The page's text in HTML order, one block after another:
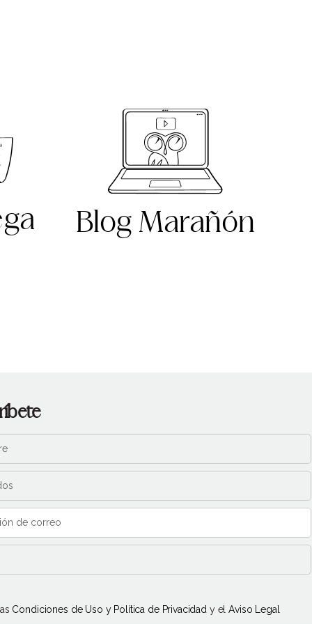
Blog Marañón
Condiciones de Uso y Política de Privacidad y elAviso Legal